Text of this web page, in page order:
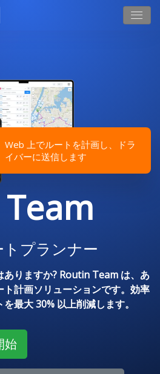
Web 上でルートを計画し、ドラ
イバーに送信します
プランナー
ありますか? Routin Team は、あ
計画ソリューションです。効率
最大 30% 以上削減します。
始